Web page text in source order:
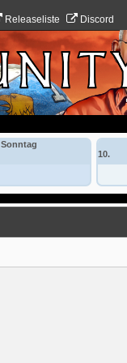
Releaseliste Discord
Sonntag
10.